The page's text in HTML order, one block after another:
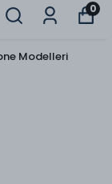
0
Modelleri